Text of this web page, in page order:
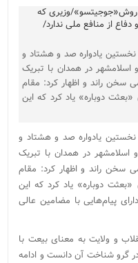
یادواره صد و هشتاد و
در همدان با تبریک
سخن راند و اظهار کرد: مقام
دوباره» یاد کرد که این
یادواره صد و هشتاد و
در همدان با تبریک
سخن راند و اظهار کرد: مقام
دوباره» یاد کرد که این
پیام‌هایی با مضامین عالی
و ولایت به معنای بیعت با
گرو شناخت آن دانست و ادامه